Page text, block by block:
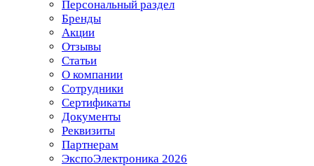
Персональный раздел
Бренды
Акции
Отзывы
Статьи
О компании
Сотрудники
Сертификаты
Документы
Реквизиты
Партнерам
ЭкспоЭлектроника 2026